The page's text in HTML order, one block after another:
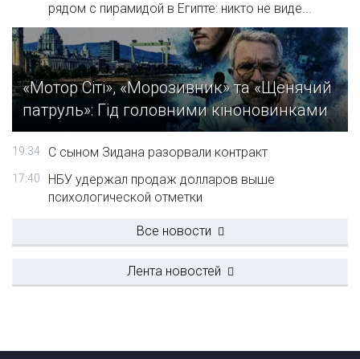
рядом с пирамидой в Египте: никто не виде...
«Мотор Сіті», «Морозивник» та «Щенячий
патруль»: Гід головними кіноновинками
19:34 С сыном Зидана разорвали контракт
17:40
НБУ удержал продаж долларов выше
психологической отметки
Все новости
Лента новостей